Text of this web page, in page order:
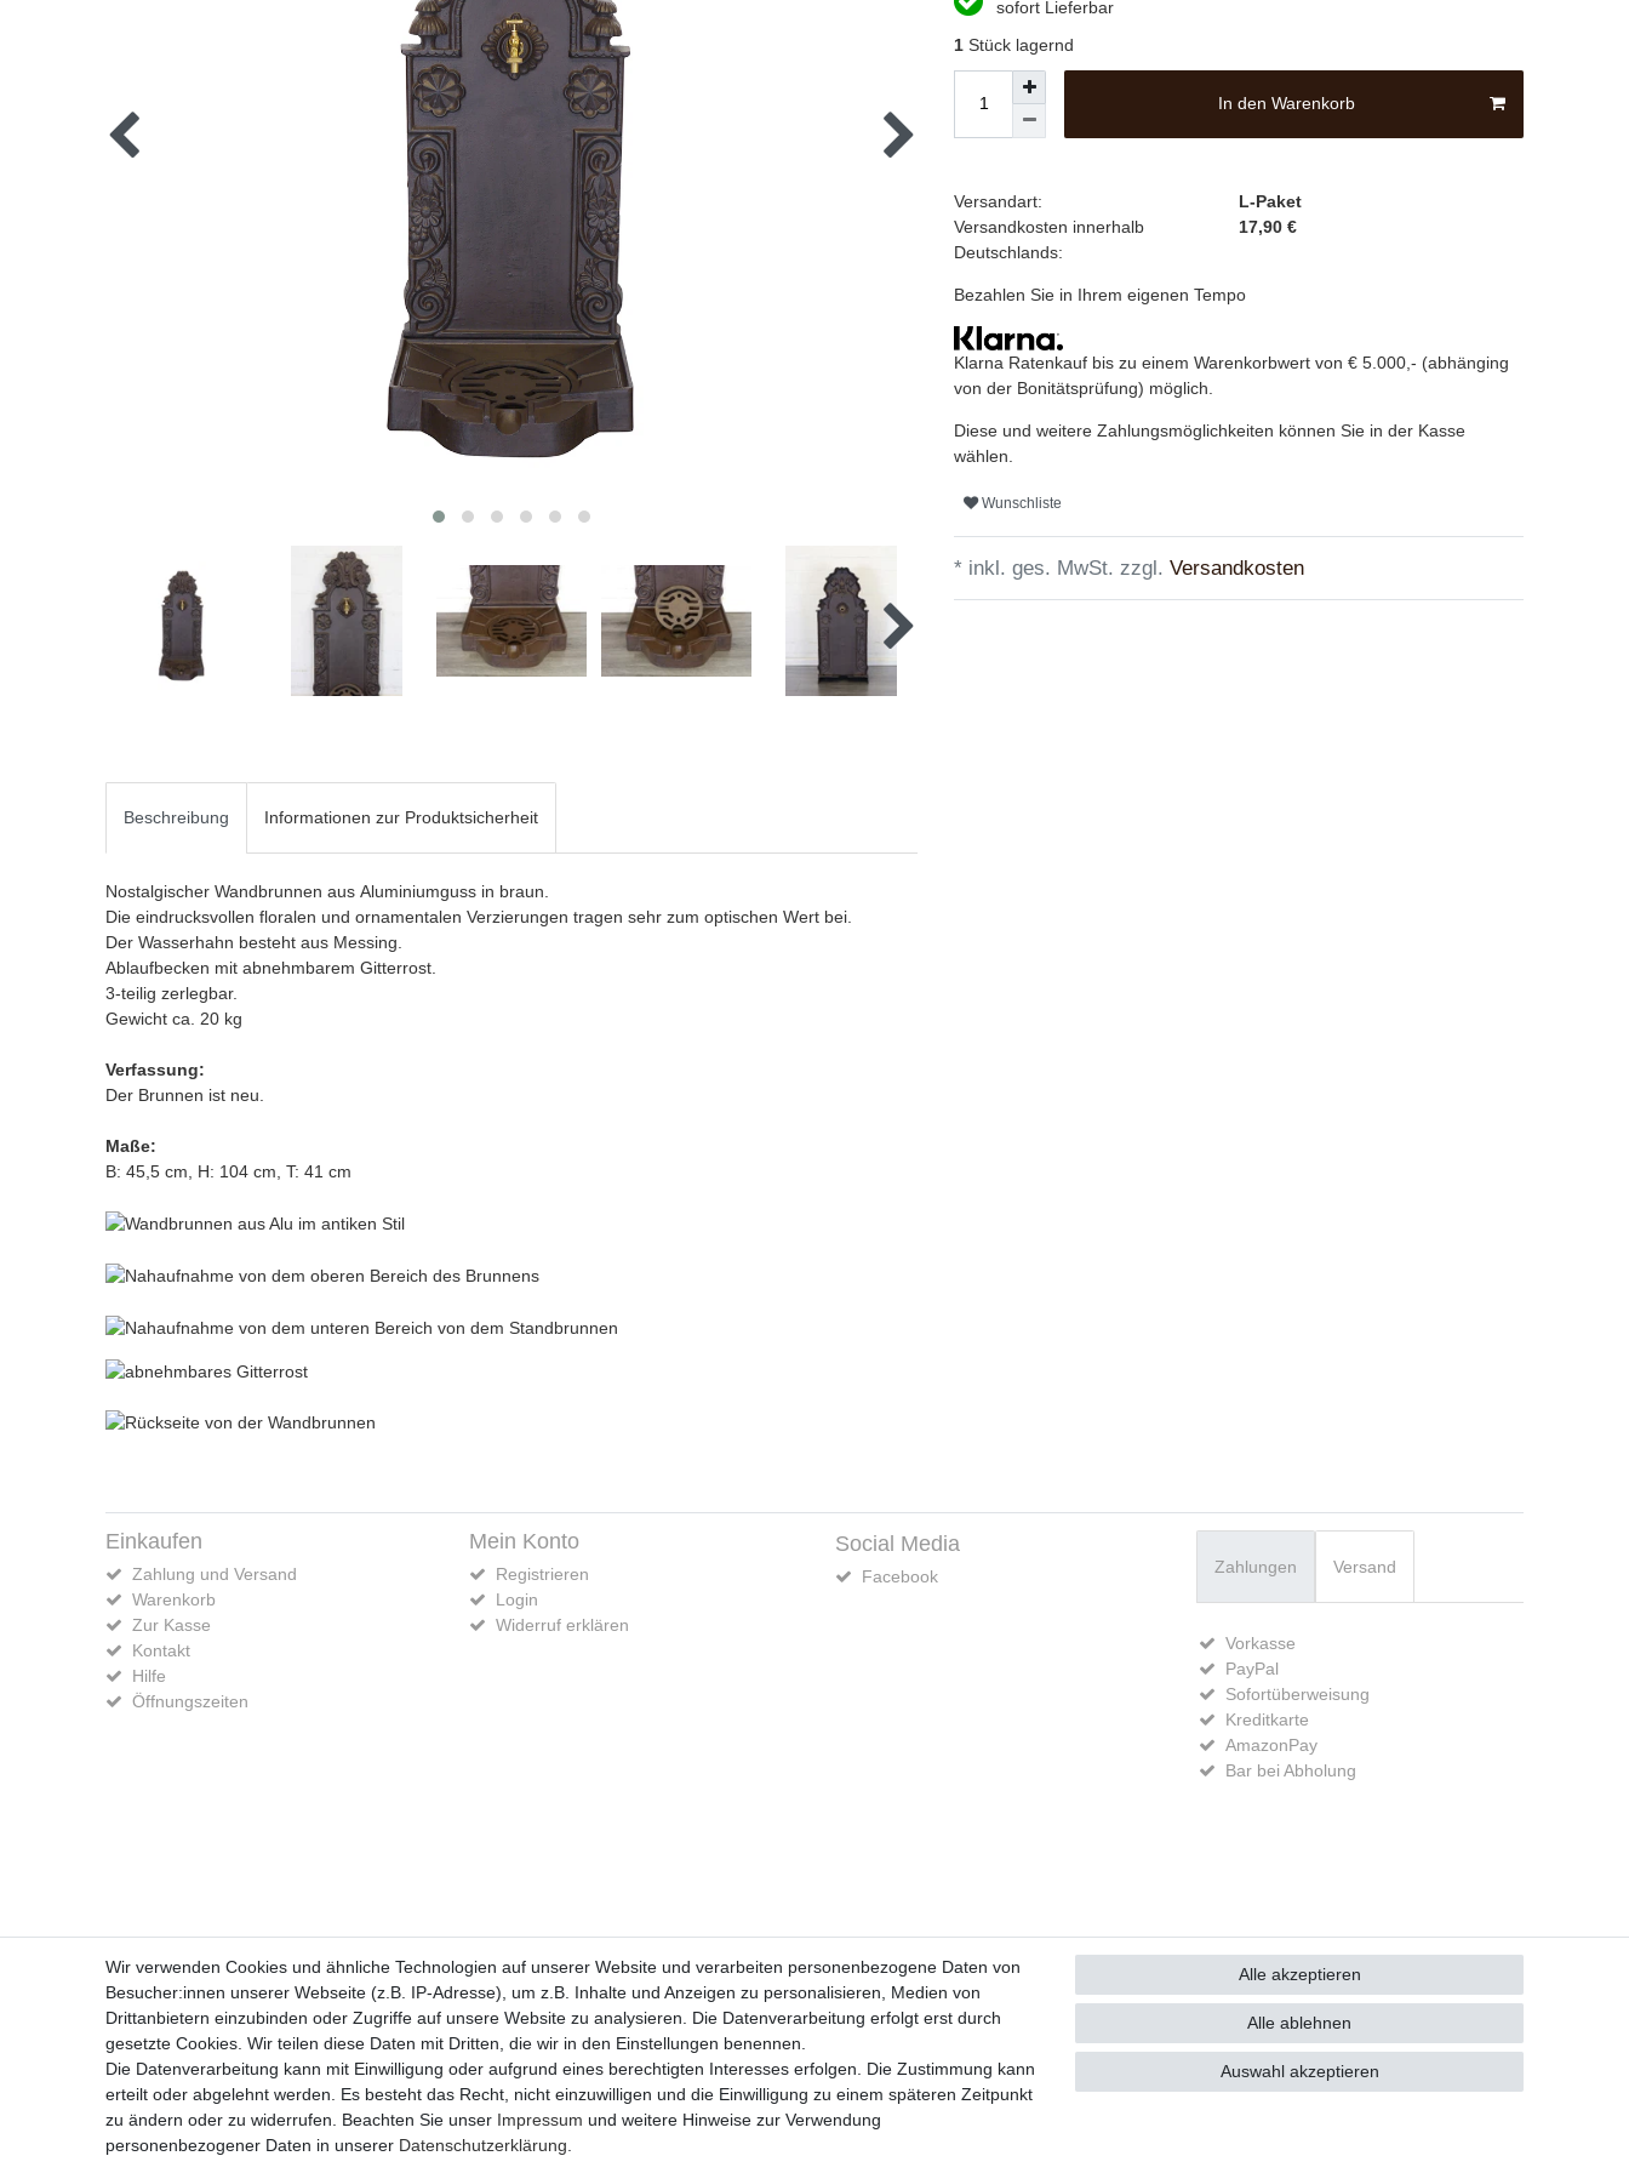
sofort Lieferbar
1 Stück lagernd
In den Warenkorb
Versandart:
L-Paket
Versandkosten innerhalb
Deutschlands:
17,90 €
Bezahlen Sie in Ihrem eigenen Tempo
Klarna Ratenkauf bis zu einem Warenkorbwert von € 5.000,- (abhänging
von der Bonitätsprüfung) möglich.
Diese und weitere Zahlungsmöglichkeiten können Sie in der Kasse
wählen.
Wunschliste
* inkl. ges. MwSt. zzgl. Versandkosten
Beschreibung Informationen zur Produktsicherheit
Nostalgischer Wandbrunnen aus Aluminiumguss in braun.
Die eindrucksvollen floralen und ornamentalen Verzierungen tragen sehr zum optischen Wert bei.
Der Wasserhahn besteht aus Messing.
Ablaufbecken mit abnehmbarem Gitterrost.
3-teilig zerlegbar.
Gewicht ca. 20 kg
Verfassung:
Der Brunnen ist neu.
Maße:
B: 45,5 cm, H: 104 cm, T: 41 cm
Einkaufen
Zahlung und Versand
Warenkorb
Zur Kasse
Kontakt
Hilfe
Öffnungszeiten
Mein Konto
Registrieren
Login
Widerruf erklären
Social Media
Facebook
Zahlungen Versand
Vorkasse
PayPal
Sofortüberweisung
Kreditkarte
AmazonPay
Bar bei Abholung
Widerrufs­recht Widerrufs­formular Impressum Daten­schutz­erklärung AGB Kontakt
© Copyright 2026 | Alle Rechte vorbehalten.
Realisierung und Umsetzung by eCommerce-factory
Wir verwenden Cookies und ähnliche Technologien auf unserer Website und verarbeiten personenbezogene Daten von
Besucher:innen unserer Webseite (z.B. IP-Adresse), um z.B. Inhalte und Anzeigen zu personalisieren, Medien von
Drittanbietern einzubinden oder Zugriffe auf unsere Website zu analysieren. Die Datenverarbeitung erfolgt erst durch
gesetzte Cookies. Wir teilen diese Daten mit Dritten, die wir in den Einstellungen benennen.
Die Datenverarbeitung kann mit Einwilligung oder aufgrund eines berechtigten Interesses erfolgen. Die Zustimmung kann
erteilt oder abgelehnt werden. Es besteht das Recht, nicht einzuwilligen und die Einwilligung zu einem späteren Zeitpunkt
zu ändern oder zu widerrufen. Beachten Sie unser Impressum und weitere Hinweise zur Verwendung
personenbezogener Daten in unserer Daten­schutz­erklärung
Alle akzeptieren
Alle ablehnen
Auswahl akzeptieren